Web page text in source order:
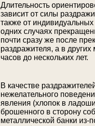
Длительность
зависит от силы
также от
одних случаях
почти сразу же после
раздражителя, а в других
часов до нескольких лет.
В качестве
нежелательного
явления (хлопок в
брошенного в сторону
металлической банки из-